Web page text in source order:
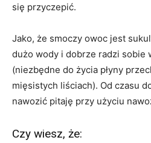
się przyczepić.
Jako, że smoczy owoc jest
dużo wody i dobrze radzi sobie
(niezbędne do życia płyny
mięsistych liściach). Od czasu
nawozić pitaję przy użyciu
Czy wiesz, że: